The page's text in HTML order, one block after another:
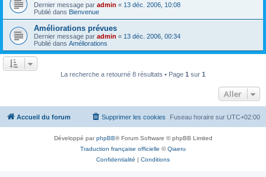
Dernier message par admin « 13 déc. 2006, 10:08
Publié dans Bienvenue
Améliorations prévues
Dernier message par admin « 13 déc. 2006, 00:34
Publié dans Améliorations
La recherche a retourné 8 résultats • Page 1 sur 1
Aller
Accueil du forum Fuseau horaire sur UTC+02:00
Supprimer les cookies
Développé parphpBB® Forum Software © phpBB Limited
Traduction française officielle ©Qiaeru
Confidentialité | Conditions